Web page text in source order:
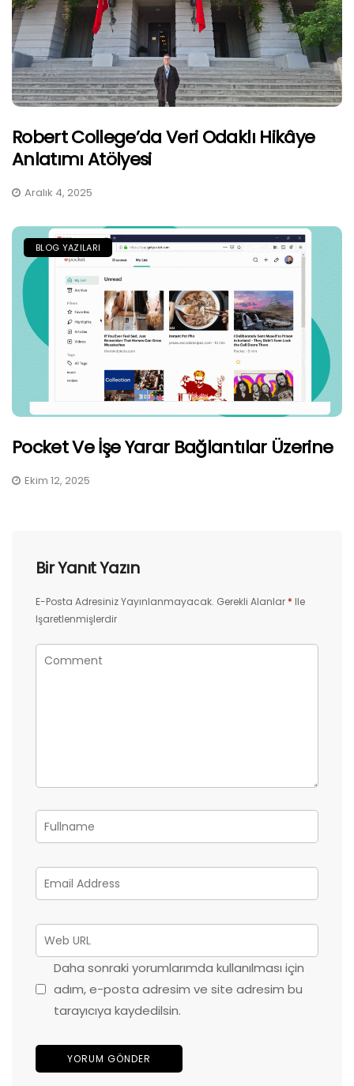
Robert College’da Veri Odaklı Hikâye
Anlatımı Atölyesi
Aralık 4, 2025
BLOG YAZILARI
Pocket Ve İşe Yarar Bağlantılar Üzerine
Ekim 12, 2025
Bir Yanıt Yazın
E-Posta Adresiniz Yayınlanmayacak. Gerekli Alanlar * Ile
Işaretlenmişlerdir
Daha sonraki yorumlarımda kullanılması için
adım, e-posta adresim ve site adresim bu
tarayıcıya kaydedilsin.